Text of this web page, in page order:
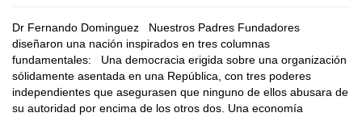
Dr Fernando Dominguez Nuestros Padres Fundadores
diseñaron una nación inspirados en tres columnas
fundamentales: Una democracia erigida sobre una organización
sólidamente asentada en una República, con tres poderes
independientes que asegurasen que ninguno de ellos abusara de
su autoridad por encima de los otros dos. Una economía